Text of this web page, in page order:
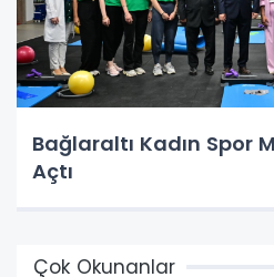
Bağlaraltı Kadın Spor
Açtı
Çok Okunanlar